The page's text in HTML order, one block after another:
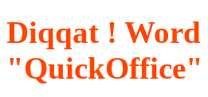
Diqqat !
"QuickOffice"